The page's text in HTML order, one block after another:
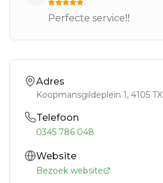
Perfecte service‼️
Adres
Koopmansgildeplein 1, 4105 TX
Telefoon
0345 786 048
Website
Bezoek website